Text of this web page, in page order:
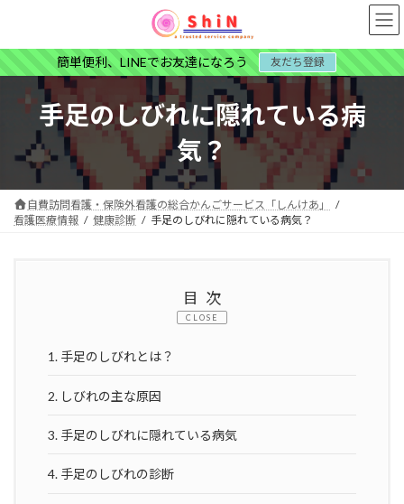
ツ
シ
簡単便利、LINEでお友達になろう 友だち登録
手足のしびれに隠れている病
気？
自費訪問看護・保険外看護の総合かんごサービス「しんけあ」
看護医療情報
健康診断 手足のしびれに隠れている病気？
目次
CLOSE
1. 手足のしびれとは？
2. しびれの主な原因
3. 手足のしびれに隠れている病気
4. 手足のしびれの診断